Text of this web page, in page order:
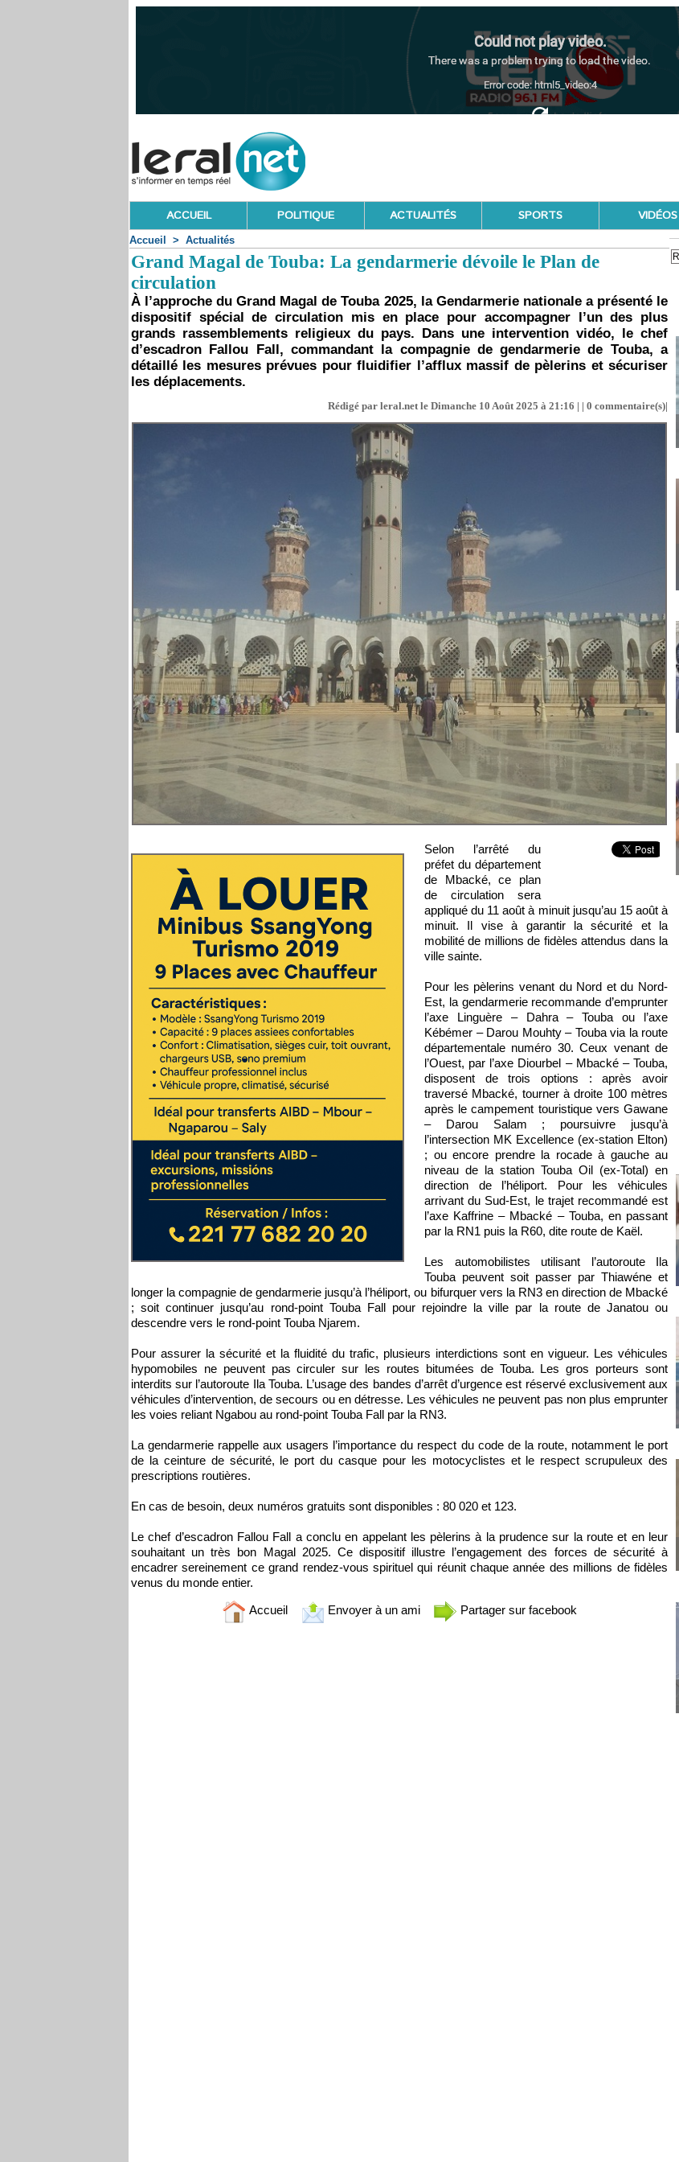
ACCUEIL POLITIQUE ACTUALITÉS SPORTS VIDÉOS
Accueil > Actualités
Grand Magal de Touba: La gendarmerie dévoile le Plan de
circulation
À l’approche du Grand Magal de Touba 2025, la Gendarmerie nationale a présenté le
dispositif spécial de circulation mis en place pour accompagner l’un des plus
grands rassemblements religieux du pays. Dans une intervention vidéo, le chef
d’escadron Fallou Fall, commandant la compagnie de gendarmerie de Touba, a
détaillé les mesures prévues pour fluidifier l’afflux massif de pèlerins et sécuriser
les déplacements.
Rédigé par leral.net le Dimanche 10 Août 2025 à 21:16 | | 0 commentaire(s)|
Selon l’arrêté du
préfet du département
de Mbacké, ce plan
de circulation sera
appliqué du 11 août à minuit jusqu’au 15 août à
minuit. Il vise à garantir la sécurité et la
mobilité de millions de fidèles attendus dans la
ville sainte.
Pour les pèlerins venant du Nord et du Nord-
Est, la gendarmerie recommande d’emprunter
l’axe Linguère – Dahra – Touba ou l’axe
Kébémer – Darou Mouhty – Touba via la route
départementale numéro 30. Ceux venant de
l’Ouest, par l’axe Diourbel – Mbacké – Touba,
disposent de trois options : après avoir
traversé Mbacké, tourner à droite 100 mètres
après le campement touristique vers Gawane
– Darou Salam ; poursuivre jusqu’à
l’intersection MK Excellence (ex-station Elton)
; ou encore prendre la rocade à gauche au
niveau de la station Touba Oil (ex-Total) en
direction de l’héliport. Pour les véhicules
arrivant du Sud-Est, le trajet recommandé est
l’axe Kaffrine – Mbacké – Touba, en passant
par la RN1 puis la R60, dite route de Kaël.
Les automobilistes utilisant l’autoroute Ila
Touba peuvent soit passer par Thiawéne et
longer la compagnie de gendarmerie jusqu’à l’héliport, ou bifurquer vers la RN3 en direction de Mbacké
; soit continuer jusqu’au rond-point Touba Fall pour rejoindre la ville par la route de Janatou ou
descendre vers le rond-point Touba Njarem.
Pour assurer la sécurité et la fluidité du trafic, plusieurs interdictions sont en vigueur. Les véhicules
hypomobiles ne peuvent pas circuler sur les routes bitumées de Touba. Les gros porteurs sont
interdits sur l’autoroute Ila Touba. L’usage des bandes d’arrêt d’urgence est réservé exclusivement aux
véhicules d’intervention, de secours ou en détresse. Les véhicules ne peuvent pas non plus emprunter
les voies reliant Ngabou au rond-point Touba Fall par la RN3.
La gendarmerie rappelle aux usagers l’importance du respect du code de la route, notamment le port
de la ceinture de sécurité, le port du casque pour les motocyclistes et le respect scrupuleux des
prescriptions routières.
En cas de besoin, deux numéros gratuits sont disponibles : 80 020 et 123.
Le chef d’escadron Fallou Fall a conclu en appelant les pèlerins à la prudence sur la route et en leur
souhaitant un très bon Magal 2025. Ce dispositif illustre l’engagement des forces de sécurité à
encadrer sereinement ce grand rendez-vous spirituel qui réunit chaque année des millions de fidèles
venus du monde entier.
Accueil Envoyer à un ami Partager sur facebook